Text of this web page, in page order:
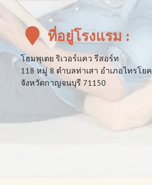
ที่อยู่โรงแรม :
โฮมพุเตย ริเวอร์แคว รีสอร์ท
118 หมู่ 8 ตำบลท่าเสา อำเภอไทรโยค
จังหวัดกาญจนบุรี 71150